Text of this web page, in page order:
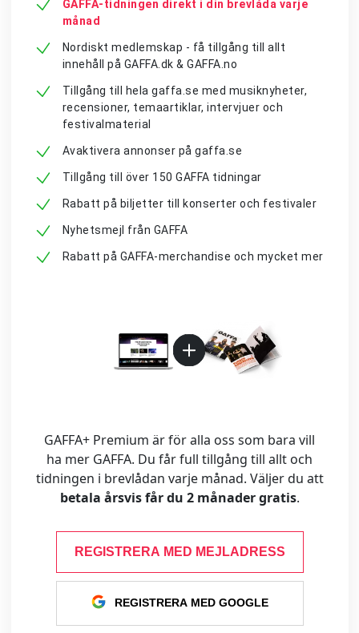
GAFFA-tidningen direkt i din brevlåda varje
månad
Nordiskt medlemskap - få tillgång till allt
innehåll på GAFFA.dk & GAFFA.no
Tillgång till hela gaffa.se med musiknyheter,
recensioner, temaartiklar, intervjuer och
festivalmaterial
Avaktivera annonser på gaffa.se
Tillgång till över 150 GAFFA tidningar
Rabatt på biljetter till konserter och festivaler
Nyhetsmejl från GAFFA
Rabatt på GAFFA-merchandise och mycket mer
GAFFA+ Premium är för alla oss som bara vill
ha mer GAFFA. Du får full tillgång till allt och
tidningen i brevlådan varje månad. Väljer du att
betala årsvis får du 2 månader gratis.
REGISTRERA MED MEJLADRESS
REGISTRERA MED GOOGLE